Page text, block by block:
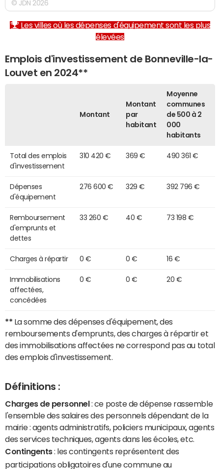
© JDN 2026
Les villes où les dépenses d'équipement sont les plus
élevées
Emplois d'investissement de Bonneville-la-
Louvet en 2024**
Montant
Montant
par
habitant
Moyenne
communes
de 500 à 2
000
habitants
Total des emplois
d'investissement
310 420 € 369 € 490 361 €
Dépenses
d'équipement
276 600 € 329 € 392 796 €
Remboursement
d'emprunts et
dettes
33 260 € 40 € 73 198 €
Charges à répartir 0 € 0 € 16 €
Immobilisations
affectées,
concédées
0 € 0 € 20 €
** La somme des dépenses d'équipement, des
remboursements d'emprunts, des charges à répartir et
des immobilisations affectées ne correspond pas au total
des emplois d'investissement.
Définitions :
Charges de personnel : ce poste de dépense rassemble
l'ensemble des salaires des personnels dépendant de la
mairie : agents administratifs, policiers municipaux, agents
des services techniques, agents dans les écoles, etc.
Contingents: les contingents représentent des
participations obligatoires d'une commune au